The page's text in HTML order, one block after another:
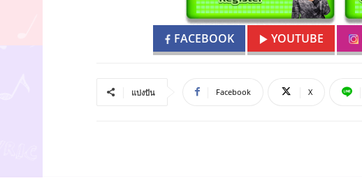
FACEBOOK YOUTUBE
แบ่งปัน Facebook X